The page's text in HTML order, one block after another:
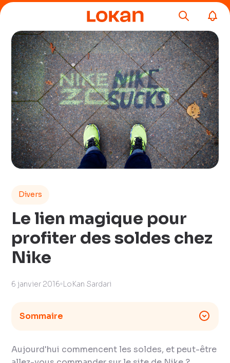
Divers
Le lien magique pour
profiter des soldes chez
Nike
6 janvier 2016 LoKan Sardari
Sommaire
Aujourd'hui commencent les soldes, et peut-être